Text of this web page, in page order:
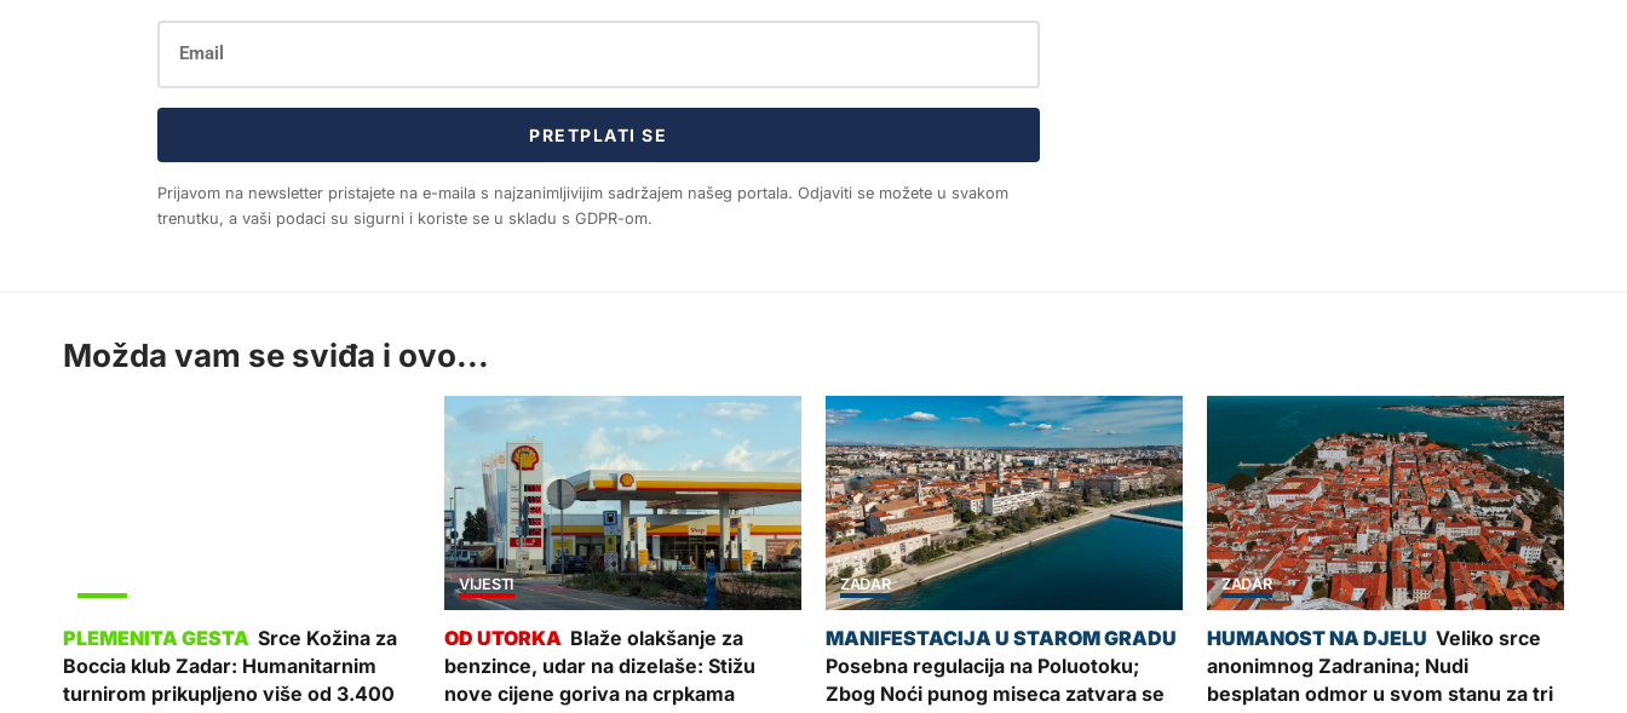
PRETPLATI SE
Prijavom na newsletter pristajete na e-maila s najzanimljivijim sadržajem našeg portala. Odjaviti se možete u svakom
trenutku, a vaši podaci su sigurni i koriste se u skladu s GDPR-om.
Možda vam se sviđa i ovo...
Srce Kožina za
Boccia klub Zadar: Humanitarnim
turnirom prikupljeno više od 3.400
VIJESTI
Blaže olakšanje za
benzince, udar na dizelaše: Stižu
nove cijene goriva na crpkama
ZADAR
Posebna regulacija na Poluotoku;
Zbog Noći punog miseca zatvara se
ZADAR
Veliko srce
anonimnog Zadranina; Nudi
besplatan odmor u svom stanu za tri